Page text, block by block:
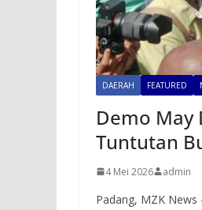
DAERAH FEATURED
Demo May
Tuntutan
4 Mei 2026 admin
Padang, MZK News